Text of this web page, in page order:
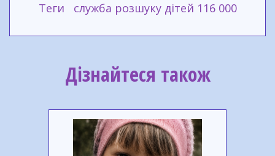
Теги служба розшуку дітей 116 000
Дізнайтеся також